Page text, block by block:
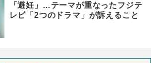
「避妊」…テーマが重なったフジテ
レビ「2つのドラマ」が訴えること